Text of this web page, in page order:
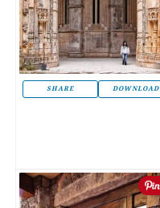
SHARE DOWNLOAD